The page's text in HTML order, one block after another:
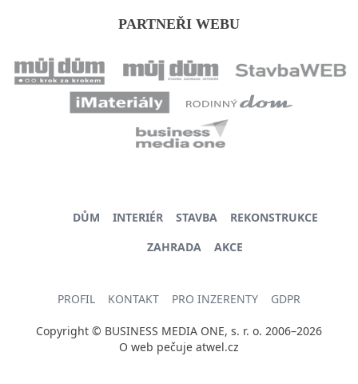
PARTNEŘI WEBU
DŮM INTERIÉR STAVBA
REKONSTRUKCE
ZAHRADA
AKCE
PROFIL KONTAKT PRO INZERENTY GDPR
Copyright © BUSINESS MEDIA ONE, s. r. o. 2006–2026